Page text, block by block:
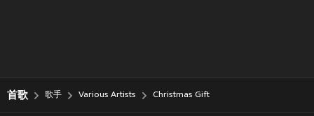
首歌 歌手 Various Artists Christmas Gift